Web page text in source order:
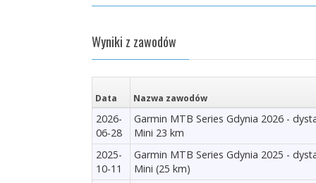
Wyniki z zawodów
Data Nazwa zawodów
2026-
06-28
Garmin MTB Series Gdynia 2026 -
Mini 23 km
2025-
10-11
Garmin MTB Series Gdynia 2025 -
Mini (25 km)